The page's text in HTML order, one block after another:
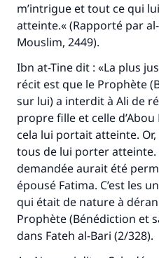
m’intrigue et tout ce qui
atteinte.« (Rapporté par
Mouslim, 2449).
Ibn at-Tine dit : «La plus
récit est que le Prophète
sur lui) a interdit à Ali de
propre fille et celle
cela lui portait atteinte.
tous de lui porter atteinte.
demandée aurait été
épousé Fatima. C’est les
qui était de nature à
Prophète (Bénédiction et
dans Fateh al-Bari (2/328).